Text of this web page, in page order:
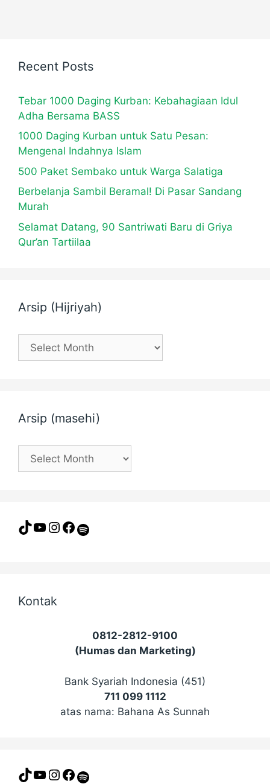
Recent Posts
Tebar 1000 Daging Kurban: Kebahagiaan Idul
Adha Bersama BASS
1000 Daging Kurban untuk Satu Pesan:
Mengenal Indahnya Islam
500 Paket Sembako untuk Warga Salatiga
Berbelanja Sambil Beramal! Di Pasar Sandang
Murah
Selamat Datang, 90 Santriwati Baru di Griya
Qur’an Tartiilaa
Arsip (Hijriyah)
Arsip
(Hijriyah)
Arsip (masehi)
Arsip
(masehi)
TikTokYouTube
Instagram
Facebook
Kontak
0812-2812-9100
(Humas dan Marketing)
Bank Syariah Indonesia (451)
711 099 1112
atas nama: Bahana As Sunnah
TikTokYouTube
Instagram
Facebook